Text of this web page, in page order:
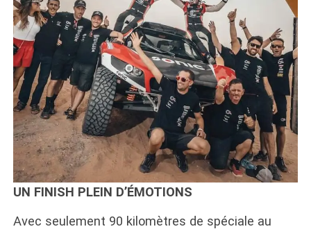
UN FINISH PLEIN D’ÉMOTIONS
Avec seulement 90 kilomètres de spéciale au